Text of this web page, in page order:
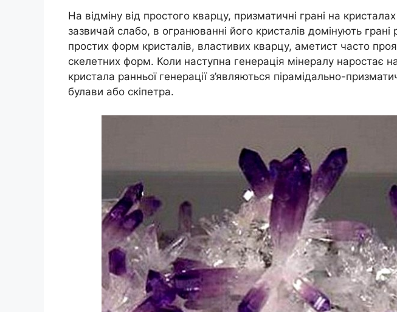
На відміну від простого кварцу, призматичні грані на
зазвичай слабо, в огранюванні його кристалів домінують грані
простих форм кристалів, властивих кварцу, аметист часто
скелетних форм. Коли наступна генерація мінералу наростає
кристала ранньої генерації з’являються пірамідально-
булави або скіпетра.